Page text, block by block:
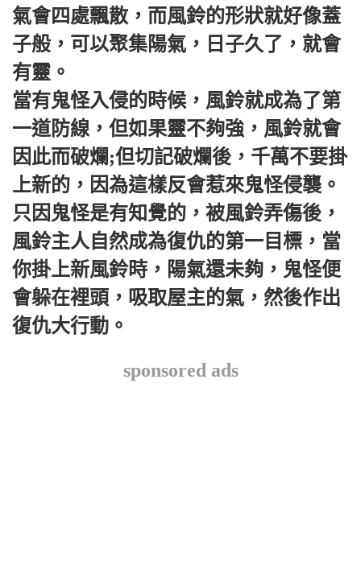
氣會四處飄散，而風鈴的形狀就好像蓋
子般，可以聚集陽氣，日子久了，就會
有靈。
當有鬼怪入侵的時候，風鈴就成為了第
一道防線，但如果靈不夠強，風鈴就會
因此而破爛;但切記破爛後，千萬不要掛
上新的，因為這樣反會惹來鬼怪侵襲。
只因鬼怪是有知覺的，被風鈴弄傷後，
風鈴主人自然成為復仇的第一目標，當
你掛上新風鈴時，陽氣還未夠，鬼怪便
會躲在裡頭，吸取屋主的氣，然後作出
復仇大行動。
sponsored ads